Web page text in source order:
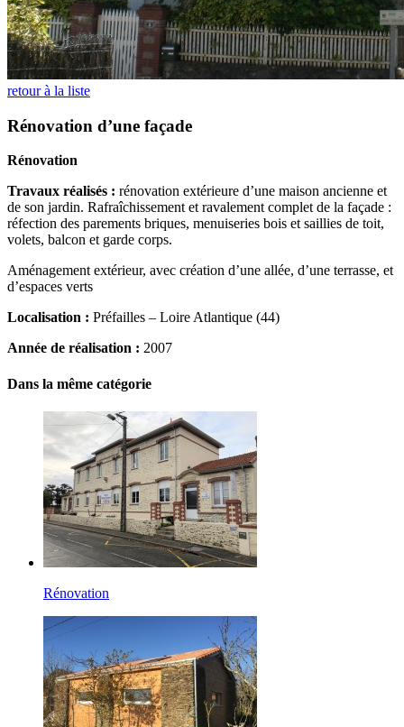
retour à la liste
Rénovation d’une façade
Rénovation
Travaux réalisés : rénovation extérieure d’une maison ancienne et
de son jardin. Rafraîchissement et ravalement complet de la façade :
réfection des parements briques, menuiseries bois et saillies de toit,
volets, balcon et garde corps.
Aménagement extérieur, avec création d’une allée, d’une terrasse, et
d’espaces verts
Localisation : Préfailles – Loire Atlantique (44)
Année de réalisation : 2007
Dans la même catégorie
Rénovation